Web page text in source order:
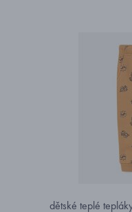
dětské teplé